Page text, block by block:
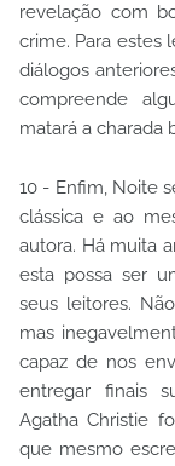
revelação com
crime. Para estes
diálogos
compreende
matará a charada
10 - Enfim, Noite
clássica e ao
autora. Há muita
esta possa ser
seus leitores.
mas
capaz de nos
entregar finais
Agatha Christie
que mesmo